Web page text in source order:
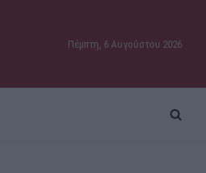
Πέμπτη, 6 Αυγούστου 2026